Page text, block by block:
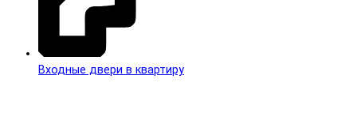
Входные двери в квартиру